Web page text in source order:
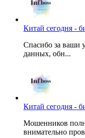
Китай сегодня -
Спасибо за ваши
данных, обн...
Китай сегодня -
Мошенников
внимательно